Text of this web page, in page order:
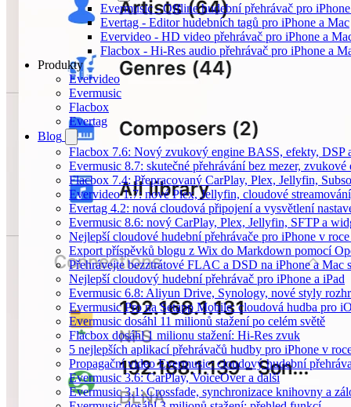
Evermusic - Offline hudební přehrávač pro
Evertag - Editor hudebních tagů pro iPhone a Mac
Evervideo - HD video přehrávač pro iPhone a
Flacbox - Hi-Res audio přehrávač pro iPhone a
Produkty
Evervideo
Evermusic
Flacbox
Evertag
Blog
Flacbox 7.6: Nový zvukový engine BASS, efekty, DSP
Evermusic 8.7: skutečné přehrávání bez mezer,
Flacbox 7.4: Přepracovaný CarPlay, Plex, Jellyfin,
Evervideo 1.7: nové Plex, Jellyfin, cloudové
Evertag 4.2: nová cloudová připojení a vysvětlení
Evermusic 8.6: nový CarPlay, Plex, Jellyfin, SFTP a
Nejlepší cloudové hudební přehrávače pro iPhone v
Export příspěvků blogu z Wix do Markdown pomocí
Přehrávejte bezztrátové FLAC a DSD na iPhone a Mac
Nejlepší cloudový hudební přehrávač pro iPhone a iPad
Evermusic 6.8: Aliyun Drive, Synology, nové styly
Evermusic Pro na Setapp Mobile: cloudová hudba pro
Evermusic dosáhl 11 milionů stažení po celém světě
Flacbox dosáhl 1 milionu stažení: Hi-Res zvuk
5 nejlepších aplikací přehrávačů hudby pro iPhone v
Propagační video Evermusic: cloudový hudební
Evermusic 3.6: CarPlay, VoiceOver a další
Evermusic 3.1: Crossfade, synchronizace knihovny a